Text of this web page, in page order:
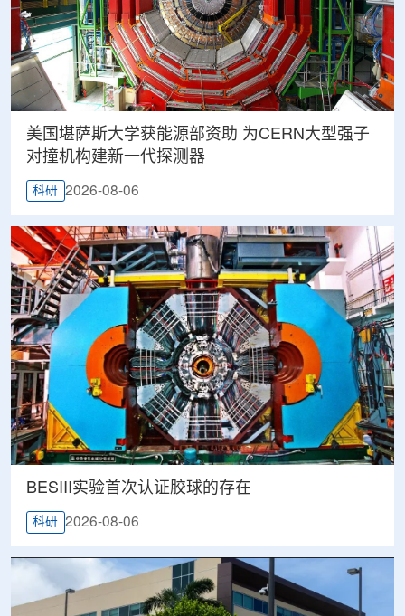
美国堪萨斯大学获能源部资助 为CERN大型强子
对撞机构建新一代探测器
科研 2026-08-06
BESIII实验首次认证胶球的存在
科研 2026-08-06